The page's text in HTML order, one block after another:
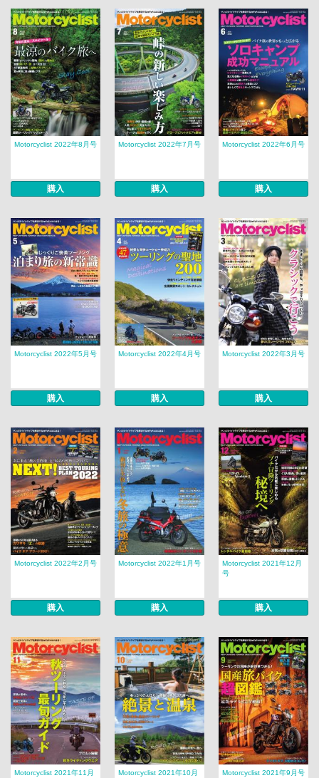
Motorcyclist 2022年8月号
購入
Motorcyclist 2022年7月号
購入
Motorcyclist 2022年6月号
購入
Motorcyclist 2022年5月号
購入
Motorcyclist 2022年4月号
購入
Motorcyclist 2022年3月号
購入
Motorcyclist 2022年2月号
購入
Motorcyclist 2022年1月号
購入
Motorcyclist 2021年12月
号
購入
Motorcyclist 2021年11月
Motorcyclist 2021年10月
Motorcyclist 2021年9月号